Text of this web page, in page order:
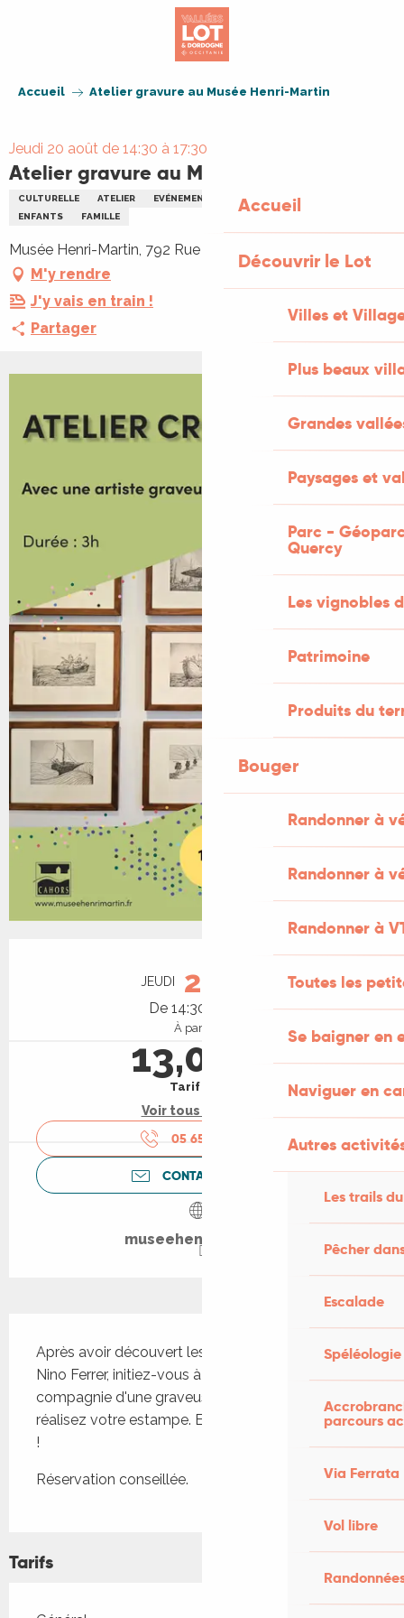
Accueil
Découvrir le Lot
Villes et
Plus beaux
Grandes
Paysages et
Parc -
Quercy
Les vignobles
Patrimoine
Produits du
Bouger
Randonner à
Randonner à
Randonner à
Toutes les
Se baigner en
Naviguer en
Autres
Les trails
Pêcher
Escalade
Spéléologie
parcours
Via Ferrata
Vol libre
Accueil Atelier gravure au Musée Henri-Martin
Jeudi 20 août de 14:30 à 17:30
Atelier gravure au Musée Henri-Martin
CULTURELLE ATELIER EVÉNEMENT JEUNE PUBLIC VISITE
ENFANTS
FAMILLE
Musée Henri-Martin, 792 Rue Emile Zola, 46000 Cahors
M'y rendre
J'y vais en train !
Partager
+1 PHOTO
Ouverture et coordonnées
JEUDI 20
De 14:30 à 17:30
À partir de
13,00 €
Tarif plein
Voir tous les tarifs
05 65 20 88
CONTACTEZ-NOUS
museehenrimartin.fr
Après avoir découvert les gravures réalisées par
Nino Ferrer, initiez-vous à cette technique en
compagnie d'une graveuse professionnelle et
réalisez votre estampe. Esprits créatifs bienvenus
!
Réservation conseillée.
Tarifs